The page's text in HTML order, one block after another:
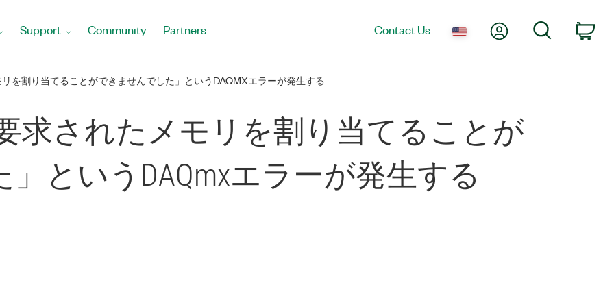
Support Community Partners Contact Us My AccountSearch
を割り当てることができませんでした」というDAQMXエラーが発生する
求されたメモリを割り当てることが
というDAQmxエラーが発生する